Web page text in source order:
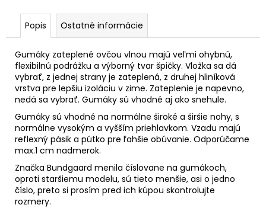
Popis Ostatné informácie
Gumáky zateplené ovčou vlnou majú veľmi ohybnú,
flexibilnú podrážku a výborný tvar špičky. Vložka sa dá
vybrať, z jednej strany je zateplená, z druhej hliníková
vrstva pre lepšiu izoláciu v zime. Zateplenie je napevno,
nedá sa vybrať. Gumáky sú vhodné aj ako snehule.
Gumáky sú vhodné na normálne široké a širšie nohy, s
normálne vysokým a vyšším priehlavkom. Vzadu majú
reflexný pásik a pútko pre ľahšie obúvanie. Odporúčame
max.1 cm nadmerok.
Značka Bundgaard menila číslovane na gumákoch,
oproti staršiemu modelu, sú tieto menšie, asi o jedno
číslo, preto si prosím pred ich kúpou skontrolujte
rozmery.